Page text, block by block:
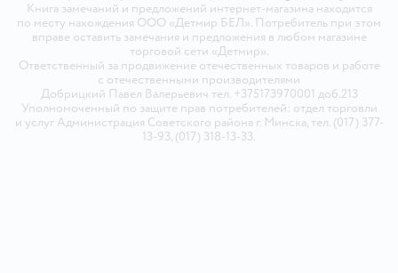
Книга замечаний и предложений интернет-магазина находится
по месту нахождения ООО «Детмир БЕЛ». Потребитель при этом
вправе оставить замечания и предложения в любом магазине
торговой сети «Детмир».
Ответственный за продвижение отечественных товаров и работе
с отечественными производителями
Добрицкий Павел Валерьевич тел. +375173970001 доб.213
Уполномоченный по защите прав потребителей: отдел торговли
и услуг Администрация Советского района г. Минска, тел. (017) 377-
13-93, (017) 318-13-33.